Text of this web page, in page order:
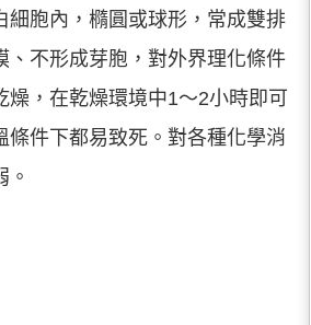
細胞內，橢圓或球形，常成雙排
、不形成芽胞，對外界理化條件
燥，在乾燥環境中1～2小時即可
條件下都易致死。對各種化學消
。